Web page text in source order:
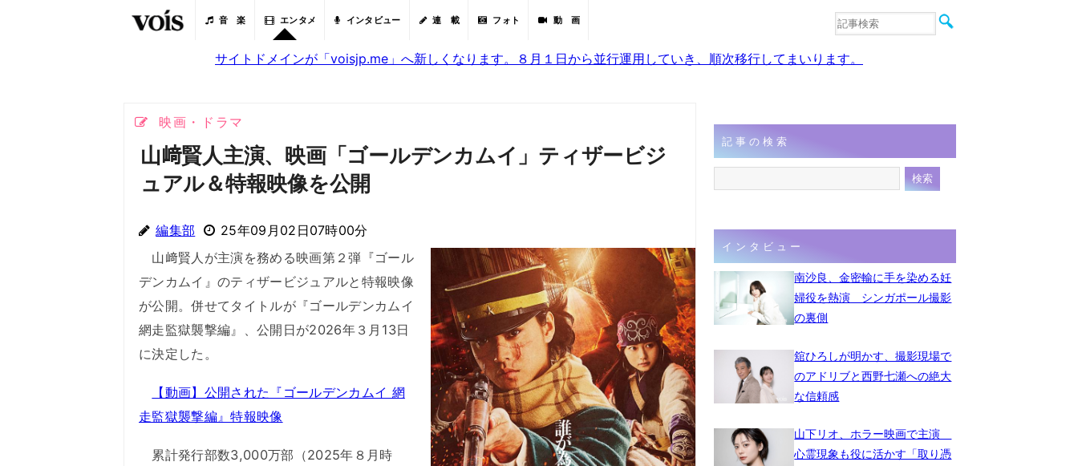
音 楽 エンタメ インタビュー 連 載 フォト 動 画
音楽
サイトドメインが「voisjp.me」へ新しくなります。８月１日から並行運用していき、順次移行してまいります。
映画・ドラマ
山﨑賢人主演、映画「ゴールデンカムイ」ティザービジ
ュアル＆特報映像を公開
編集部 25年09月02日07時00分
山﨑賢人が主演を務める映画第２弾『ゴール
デンカムイ』のティザービジュアルと特報映像
が公開。併せてタイトルが『ゴールデンカムイ
網走監獄襲撃編』、公開日が2026年３月13日
に決定した。
【動画】公開された『ゴールデンカムイ 網
走監獄襲撃編』特報映像
累計発行部数3,000万部（2025年８月時
記事の検索
インタビュー
南沙良、金密輸に手を染める妊
婦役を熱演 シンガポール撮影
の裏側
舘ひろしが明かす、撮影現場で
のアドリブと西野七瀬への絶大
な信頼感
山下リオ、ホラー映画で主演
心霊現象も役に活かす「取り憑